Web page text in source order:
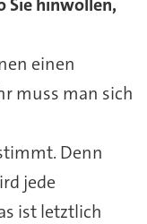
einen
muss man sich
Denn
jede
ist letztlich